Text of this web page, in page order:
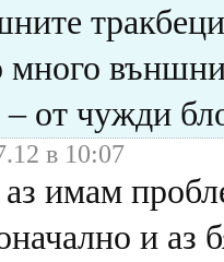
много
от чужди
в 10:07
имам
и аз